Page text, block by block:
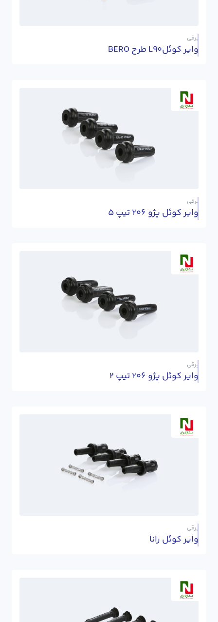
برقی
وایر کوئلL90 طرح BERO
برقی
وایر کوئل پژو 206 تیپ 5
برقی
وایر کوئل پژو 206 تیپ 2
برقی
وایر کوئل رانا